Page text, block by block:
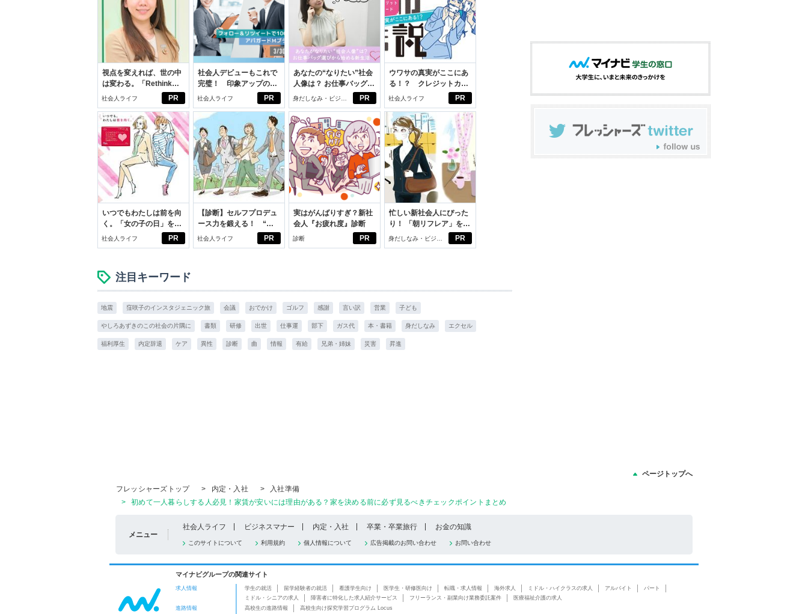
PR
視点を変えれば、世の中
は変わる。「Rethink
PROJECT」がつたえた
社会人ライフ PR
社会人デビューもこれで
完璧！ 印象アップのセ
ルフプロデュース術
社会人ライフ PR
あなたの“なりたい”社会
人像は？ お仕事バッグ選
びから始める新生活
身だしなみ・ビジネ
スアイテム
PR
ウワサの真実がここにあ
る！？ クレジットカー
ドの都市伝説
社会人ライフ
PR
いつでもわたしは前を向
く。「女の子の日」を前
向きに♪社会人エリ・大
社会人ライフ PR
【診断】セルフプロデュ
ース力を鍛える！ “ジ
ブン観”診断
社会人ライフ PR
実はがんばりすぎ？新社
会人『お疲れ度』診断
診断 PR
忙しい新社会人にぴった
り！ 「朝リフレア」をは
じめよう。しっかりニオ
イケアして24時間快適。
身だしなみ・ビジネ
スアイテム
注目キーワード
地震 窪咲子のインスタジェニック旅 会議 おでかけ ゴルフ 感謝 言い訳 営業 子ども
やしろあずきのこの社会の片隅に 書類 研修 出世 仕事運 部下 ガス代 本・書籍 身だしなみ エクセル
福利厚生 内定辞退 ケア 異性 診断 曲 情報 有給 兄弟・姉妹 災害 昇進
ページトップへ
フレッシャーズトップ
> 内定・入社 >
入社準備
>
初めて一人暮らしする人必見！家賃が安いには理由がある？家を決める前に必ず見るべきチェックポイントまとめ
メニュー
社会人ライフ ビジネスマナー 内定・入社 卒業・卒業旅行 お金の知識
このサイトについて 利用規約 個人情報について 広告掲載のお問い合わせ お問い合わせ
マイナビグループの関連サイト
求人情報 学生の就活 留学経験者の就活 看護学生向け 医学生・研修医向け 転職・求人情報 海外求人 ミドル・ハイクラスの求人 アルバイト
パート
ミドル・シニアの求人
障害者に特化した求人紹介サービス フリーランス・副業向け業務委託案件
医療福祉介護の求人
進路情報
高校生の進路情報 高校生向け探究学習プログラム Locus